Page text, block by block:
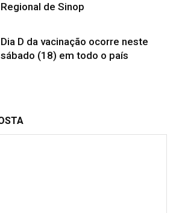
Regional de Sinop
Dia D da vacinação ocorre neste
sábado (18) em todo o país